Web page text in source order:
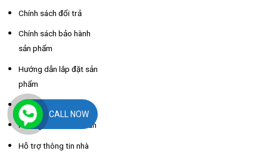
Chính sách đổi trả
Chính sách bảo hành
sản phẩm
Hướng dẫn lắp đặt sản
phẩm
Hướng dẫn mua hàng
Hướng dẫn thanh toán
Hỗ trợ thông tin nhà
CALL NOW